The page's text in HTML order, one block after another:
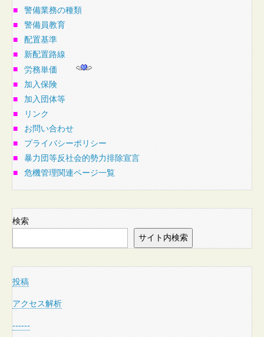
■
警備業務の種類
■
警備員教育
■
配置基準
■
新配置路線
■
労務単価
■
加入保険
■
加入団体等
■
リンク
■
お問い合わせ
■
プライバシーポリシー
■
暴力団等反社会的勢力排除宣言
■
危機管理関連ページ一覧
検索
サイト内検索
投稿
アクセス解析
------